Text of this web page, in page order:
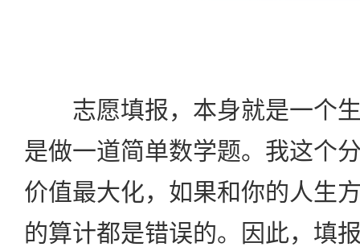
志愿填报，本身就是一个生
是做一道简单数学题。我这个
价值最大化，如果和你的人生
的算计都是错误的。因此，填